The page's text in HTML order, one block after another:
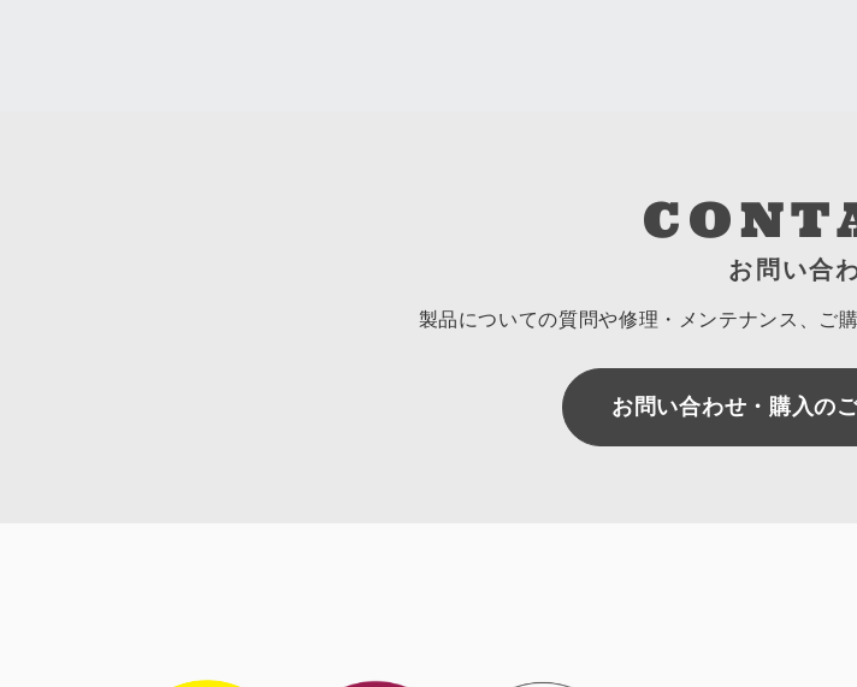
お問い合
製品についての質問や修理・メンテナンス、ご購
お問い合わせ・購入の